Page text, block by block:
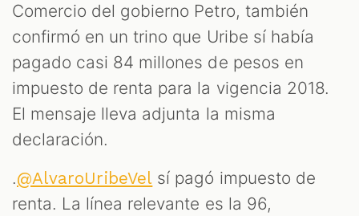
Comercio del gobierno Petro, también
confirmó en un trino que Uribe sí había
pagado casi 84 millones de pesos en
impuesto de renta para la vigencia 2018.
El mensaje lleva adjunta la misma
declaración.
.@AlvaroUribeVel sí pagó impuesto de
renta. La línea relevante es la 96,